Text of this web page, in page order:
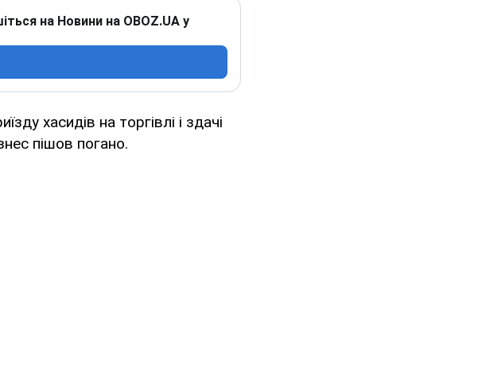
на Новини на OBOZ.UA у
хасидів на торгівлі і здачі
пішов погано.